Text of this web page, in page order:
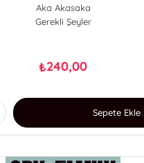
Aka Akasaka
Gerekli Şeyler
₺240,00
Sepete Ekle